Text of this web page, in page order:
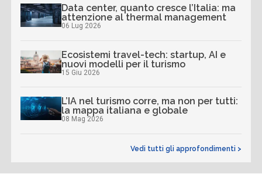
Data center, quanto cresce l’Italia: ma
attenzione al thermal management
06 Lug 2026
Ecosistemi travel-tech: startup, AI e
nuovi modelli per il turismo
15 Giu 2026
L’IA nel turismo corre, ma non per tutti:
la mappa italiana e globale
08 Mag 2026
Vedi tutti gli approfondimenti >